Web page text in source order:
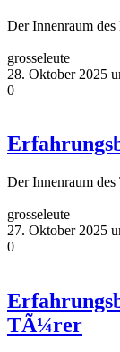
Der Innenraum
grosseleute
28. Oktober 2025
0
Der Innenraum
grosseleute
27. Oktober 2025
0
TÃ¼rer